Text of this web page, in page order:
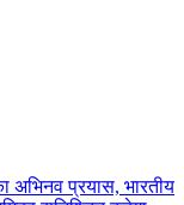
अभिनव प्रयास, भारतीय